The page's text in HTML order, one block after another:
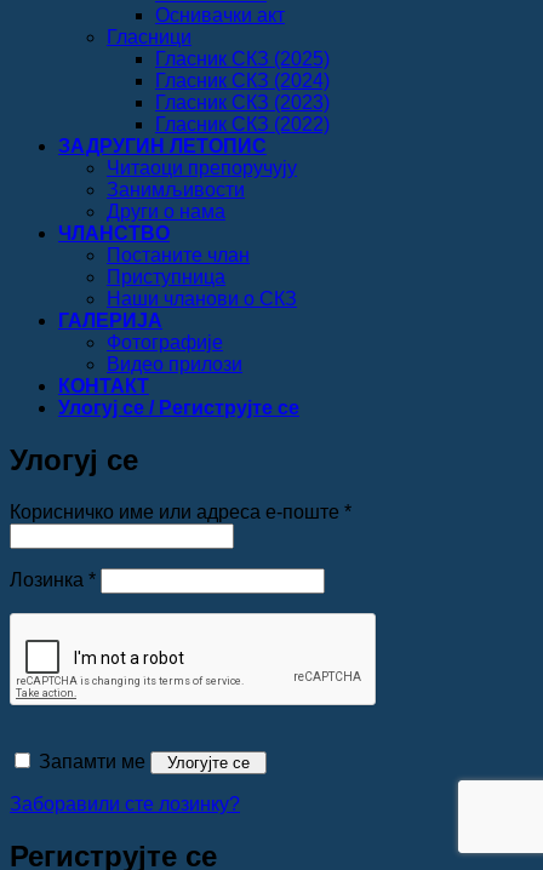
Оснивачки акт
Гласници
Гласник СКЗ (2025)
Гласник СКЗ (2024)
Гласник СКЗ (2023)
Гласник СКЗ (2022)
ЗАДРУГИН ЛЕТОПИС
Читаоци препоручују
Занимљивости
Други о нама
ЧЛАНСТВО
Постаните члан
Приступница
Наши чланови о СКЗ
ГАЛЕРИЈА
Фотографије
Видео прилози
КОНТАКТ
Улогуј се / Региструјте се
Улогуј се
Корисничко име или адреса е-поште *Обавезно
Лозинка *Обавезно
Запамти ме Улогујте се
Заборавили сте лозинку?
Региструјте се